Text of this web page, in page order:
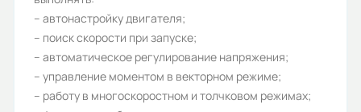
Дискретные выходы:
2
Аналоговые выходы:
2
– автонастройку двигателя;
– поиск скорости при запуске;
– автоматическое регулирование напряжения;
– управление моментом в векторном режиме;
– работу в многоскоростном и толчковом режимах;